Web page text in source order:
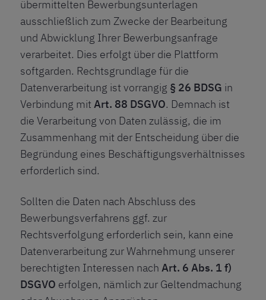
übermittelten Bewerbungsunterlagen
ausschließlich zum Zwecke der Bearbeitung
und Abwicklung Ihrer Bewerbungsanfrage
verarbeitet. Dies erfolgt über die Plattform
softgarden. Rechtsgrundlage für die
Datenverarbeitung ist vorrangig § 26 BDSG in
Verbindung mitArt. 88 DSGVO. Demnach ist
die Verarbeitung von Daten zulässig, die im
Zusammenhang mit der Entscheidung über die
Begründung eines Beschäftigungsverhältnisses
erforderlich sind.
Sollten die Daten nach Abschluss des
Bewerbungsverfahrens ggf. zur
Rechtsverfolgung erforderlich sein, kann eine
Datenverarbeitung zur Wahrnehmung unserer
berechtigten Interessen nach Art. 6 Abs. 1 f)
DSGVO erfolgen, nämlich zur Geltendmachung